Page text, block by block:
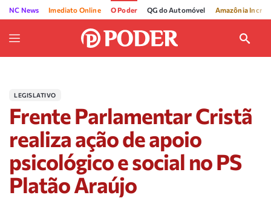
NC News Imediato Online O Poder QG do Automóvel Amazônia
LEGISLATIVO
Frente Parlamentar Cristã
realiza ação de apoio
psicológico e social no PS
Platão Araújo